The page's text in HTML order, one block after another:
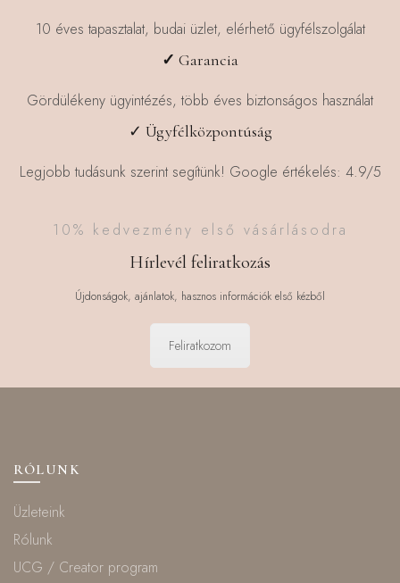
10 éves tapasztalat, budai üzlet, elérhető ügyfélszolgálat
✓ Garancia
Gördülékeny ügyintézés, több éves biztonságos használat
✓ Ügyfélközpontúság
Legjobb tudásunk szerint segítünk! Google értékelés: 4.9/5
10% kedvezmény első vásárlásodra
Hírlevél feliratkozás
Újdonságok, ajánlatok, hasznos információk első kézből
Feliratkozom
RÓLUNK
Üzleteink
Rólunk
UCG / Creator program